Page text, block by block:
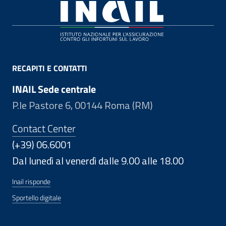
RECAPITI E CONTATTI
INAIL Sede centrale
P.le Pastore 6, 00144 Roma (RM)
Contact Center
(+39) 06.6001
Dal lunedì al venerdì dalle 9.00 alle 18.00
Inail risponde
Sportello digitale